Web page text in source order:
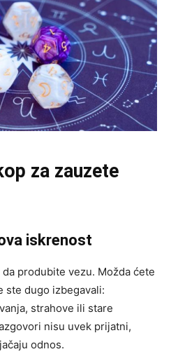
za zauzete
iskrenost
produbite vezu. Možda ćete
ste dugo izbegavali:
strahove ili stare
nisu uvek prijatni,
odnos.